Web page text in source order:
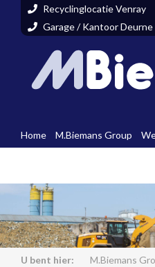
Recyclinglocatie Venray
Garage / Kantoor Deurne
Home M.Biemans Group
M.Biemans